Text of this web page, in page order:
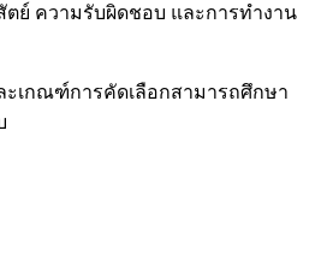
ตย์ ความรับผิดชอบ และการทำงาน
ะเกณฑ์การคัดเลือกสามารถศึกษา